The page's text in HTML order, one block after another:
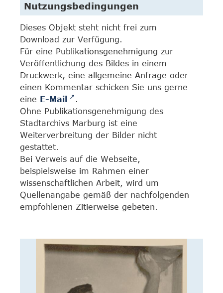
Nutzungsbedingungen
Dieses Objekt steht nicht frei zum
Download zur Verfügung.
Für eine Publikationsgenehmigung zur
Veröffentlichung des Bildes in einem
Druckwerk, eine allgemeine Anfrage oder
einen Kommentar schicken Sie uns gerne
eine E-Mail
.
Ohne Publikationsgenehmigung des
Stadtarchivs Marburg ist eine
Weiterverbreitung der Bilder nicht
gestattet.
Bei Verweis auf die Webseite,
beispielsweise im Rahmen einer
wissenschaftlichen Arbeit, wird um
Quellenangabe gemäß der nachfolgenden
empfohlenen Zitierweise gebeten.